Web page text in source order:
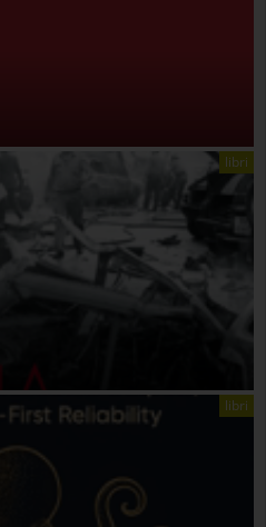
libri
libri